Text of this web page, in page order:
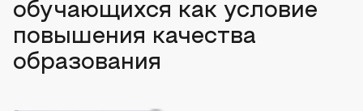
обучающихся как условие
повышения качества
образования